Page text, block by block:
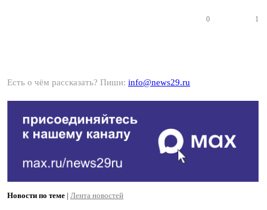
0 1
Есть о чём рассказать? Пиши: info@news29.ru
Новости по теме | Лента новостей